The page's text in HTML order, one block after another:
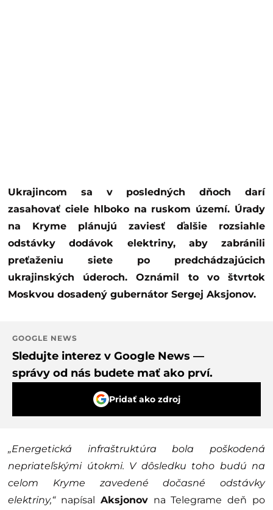
Ukrajincom sa v posledných dňoch darí
zasahovať ciele hlboko na ruskom území. Úrady
na Kryme plánujú zaviesť ďalšie rozsiahle
odstávky dodávok elektriny, aby zabránili
preťaženiu siete po predchádzajúcich
ukrajinských úderoch. Oznámil to vo štvrtok
Moskvou dosadený gubernátor Sergej Aksjonov.
GOOGLE NEWS
Sledujte interez v Google News —
správy od nás budete mať ako prví.
Pridať ako zdroj
„Energetická infraštruktúra bola poškodená
nepriateľskými útokmi. V dôsledku toho budú na
celom Kryme zavedené dočasné odstávky
elektriny,“napísal Aksjonovna Telegrame deň po